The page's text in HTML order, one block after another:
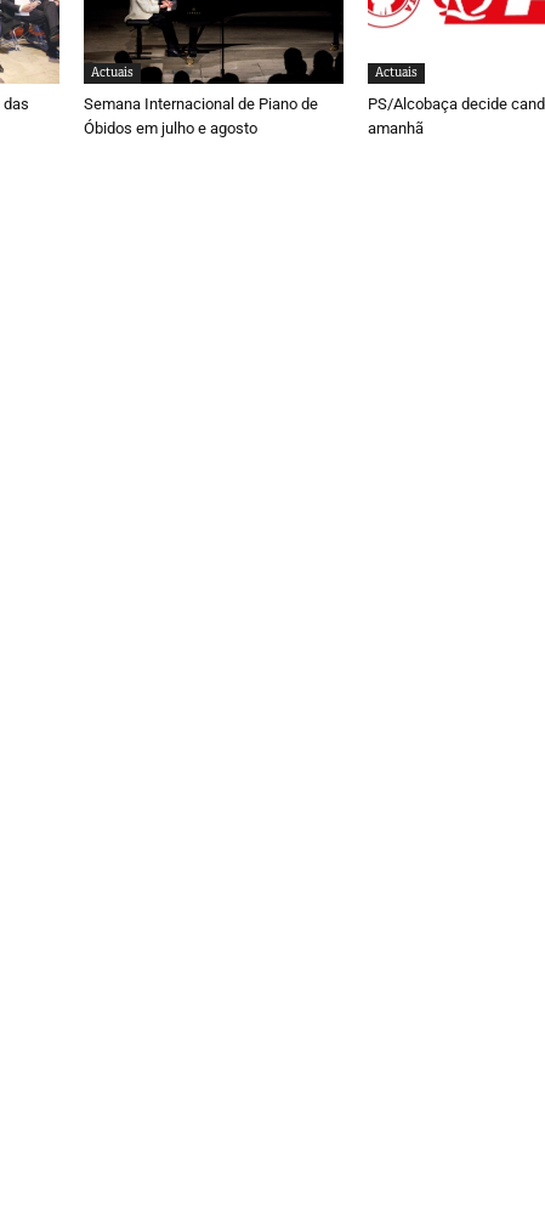
das
Actuais
Semana Internacional de Piano de
Óbidos em julho e agosto
Actuais
PS/Alcobaça decide
amanhã